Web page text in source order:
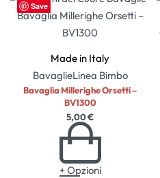
Save
Made in Italy
BavaglieLinea Bimbo
Bavaglia Millerighe Orsetti –
BV1300
5,00€
+ Opzioni